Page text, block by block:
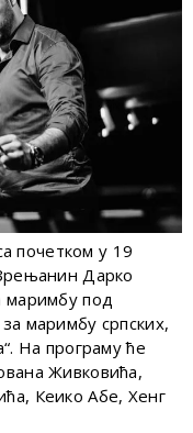
почетком у 19
Дарко
маримбу под
маримбу српских,
На програму ће
Живковића,
Кеико Абе, Хенг